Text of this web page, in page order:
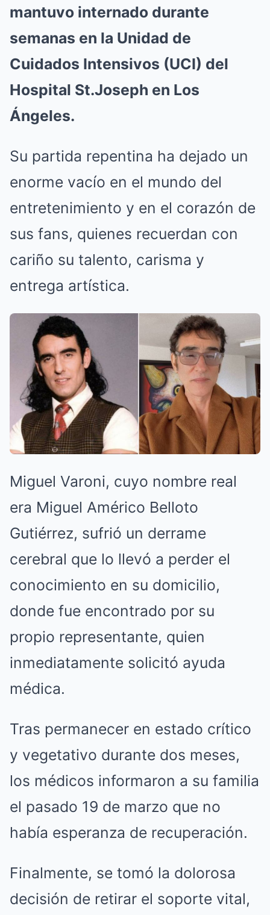
mantuvo internado durante
semanas en la Unidad de
Cuidados Intensivos (UCI) del
Hospital St.Joseph en Los
Ángeles.
Su partida repentina ha dejado un
enorme vacío en el mundo del
entretenimiento y en el corazón de
sus fans, quienes recuerdan con
cariño su talento, carisma y
entrega artística.
Miguel Varoni, cuyo nombre real
era Miguel Américo Belloto
Gutiérrez, sufrió un derrame
cerebral que lo llevó a perder el
conocimiento en su domicilio,
donde fue encontrado por su
propio representante, quien
inmediatamente solicitó ayuda
médica.
Tras permanecer en estado crítico
y vegetativo durante dos meses,
los médicos informaron a su familia
el pasado 19 de marzo que no
había esperanza de recuperación.
Finalmente, se tomó la dolorosa
decisión de retirar el soporte vital,